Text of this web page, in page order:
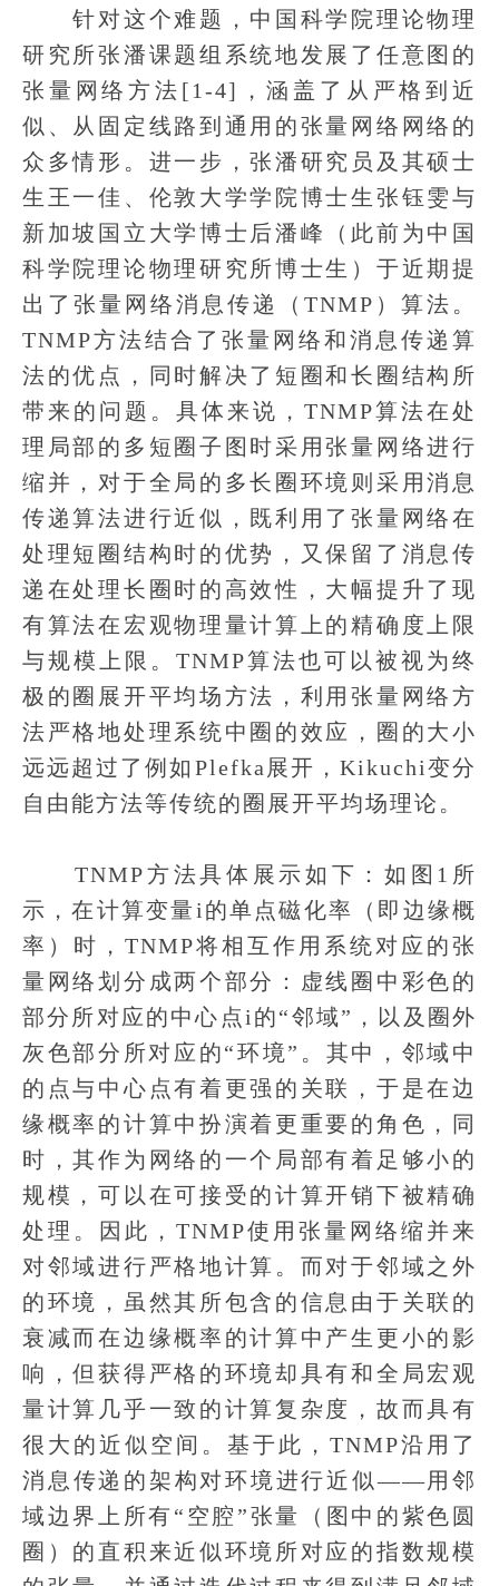
针对这个难题，中国科学院理论物理
研究所张潘课题组系统地发展了任意图的
张量网络方法[1-4]，涵盖了从严格到近
似、从固定线路到通用的张量网络网络的
众多情形。进一步，张潘研究员及其硕士
生王一佳、伦敦大学学院博士生张钰雯与
新加坡国立大学博士后潘峰（此前为中国
科学院理论物理研究所博士生）于近期提
出了张量网络消息传递（TNMP）算法。
TNMP方法结合了张量网络和消息传递算
法的优点，同时解决了短圈和长圈结构所
带来的问题。具体来说，TNMP算法在处
理局部的多短圈子图时采用张量网络进行
缩并，对于全局的多长圈环境则采用消息
传递算法进行近似，既利用了张量网络在
处理短圈结构时的优势，又保留了消息传
递在处理长圈时的高效性，大幅提升了现
有算法在宏观物理量计算上的精确度上限
与规模上限。TNMP算法也可以被视为终
极的圈展开平均场方法，利用张量网络方
法严格地处理系统中圈的效应，圈的大小
远远超过了例如Plefka展开，Kikuchi变分
自由能方法等传统的圈展开平均场理论。
TNMP方法具体展示如下：如图1所
示，在计算变量i的单点磁化率（即边缘概
率）时，TNMP将相互作用系统对应的张
量网络划分成两个部分：虚线圈中彩色的
部分所对应的中心点i的“邻域”，以及圈外
灰色部分所对应的“环境”。其中，邻域中
的点与中心点有着更强的关联，于是在边
缘概率的计算中扮演着更重要的角色，同
时，其作为网络的一个局部有着足够小的
规模，可以在可接受的计算开销下被精确
处理。因此，TNMP使用张量网络缩并来
对邻域进行严格地计算。而对于邻域之外
的环境，虽然其所包含的信息由于关联的
衰减而在边缘概率的计算中产生更小的影
响，但获得严格的环境却具有和全局宏观
量计算几乎一致的计算复杂度，故而具有
很大的近似空间。基于此，TNMP沿用了
消息传递的架构对环境进行近似——用邻
域边界上所有“空腔”张量（图中的紫色圆
圈）的直积来近似环境所对应的指数规模